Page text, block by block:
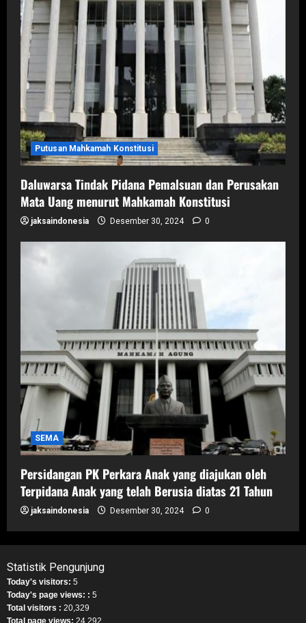
Putusan Mahkamah Konstitusi
Daluwarsa Tindak Pidana Pemalsuan dan Perusakan
Mata Uang menurut Mahkamah Konstitusi
jaksaindonesia Desember 30, 2024 0
SEMA
Persidangan PK Perkara Anak yang diajukan oleh
Terpidana Anak yang telah Berusia diatas 21 Tahun
jaksaindonesia Desember 30, 2024 0
Statistik Pengunjung
Today's visitors: 5
Today's page views: : 5
Total visitors : 20,329